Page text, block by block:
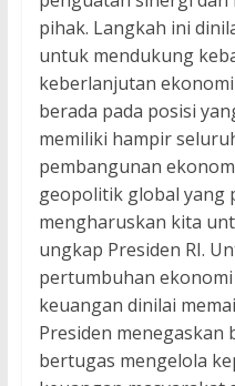
pihak. Langkah ini
untuk mendukung
keberlanjutan
berada pada posisi
memiliki hampir
pembangunan
geopolitik global yang
mengharuskan kita
ungkap Presiden RI.
pertumbuhan
keuangan dinilai
Presiden menegaskan
bertugas mengelola